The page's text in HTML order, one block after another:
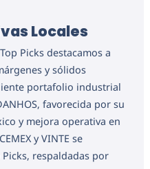
Locales
Picks destacamos a
y sólidos
portafolio industrial
favorecida por su
y mejora operativa en
y VINTE se
respaldadas por